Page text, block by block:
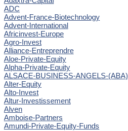
ADC
Advent-France-Biotechnology
Advent-International
Africinvest-Europe
Agro-Invest
Alliance-Entreprendre
Aloe-Private-Equity
Alpha-Private-Equity
ALSACE-BUSINESS-ANGELS-(ABA)
Alter-Equity
Alto-Invest
Altur-Investissement
Alven
Amboise-Partners
Amundi-Private-Equity-Funds